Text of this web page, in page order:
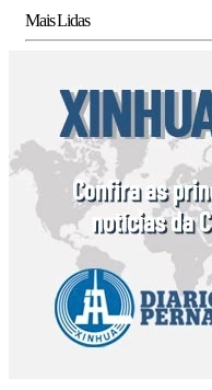
Mais Lidas